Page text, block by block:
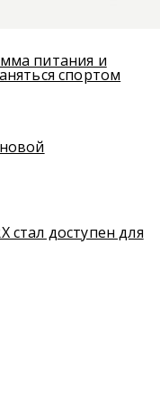
питания и
спортом
стал доступен для